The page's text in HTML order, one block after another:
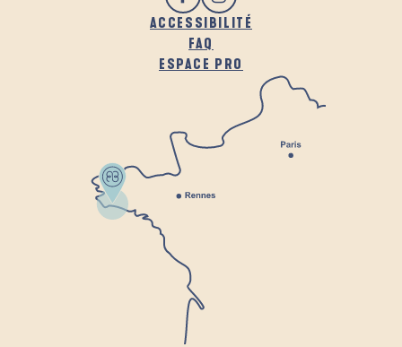
ACCESSIBILITÉ
FAQ
ESPACE PRO